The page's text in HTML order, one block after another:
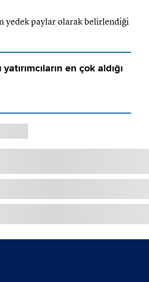
yedek paylar olarak belirlendiği
en çok aldığı